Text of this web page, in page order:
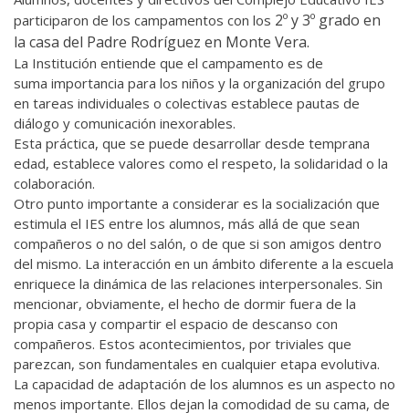
participaron de los campamentos con los 2º y 3º grado en
la casa del Padre Rodríguez en Monte Vera.
La Institución entiende que el campamento es de
suma importancia para los niños y la organización del grupo
en tareas individuales o colectivas establece pautas de
diálogo y comunicación inexorables.
Esta práctica, que se puede desarrollar desde temprana
edad, establece valores como el respeto, la solidaridad o la
colaboración.
Otro punto importante a considerar es la socialización que
estimula el IES entre los alumnos, más allá de que sean
compañeros o no del salón, o de que si son amigos dentro
del mismo. La interacción en un ámbito diferente a la escuela
enriquece la dinámica de las relaciones interpersonales. Sin
mencionar, obviamente, el hecho de dormir fuera de la
propia casa y compartir el espacio de descanso con
compañeros. Estos acontecimientos, por triviales que
parezcan, son fundamentales en cualquier etapa evolutiva.
La capacidad de adaptación de los alumnos es un aspecto no
menos importante. Ellos dejan la comodidad de su cama, de